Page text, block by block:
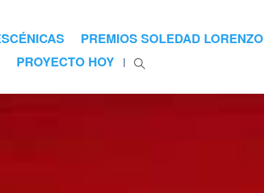
PREMIOS SOLEDAD LORENZO
PROYECTO HOY